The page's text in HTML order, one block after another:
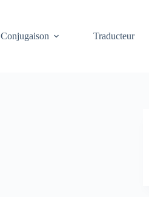
Conjugaison Traducteur